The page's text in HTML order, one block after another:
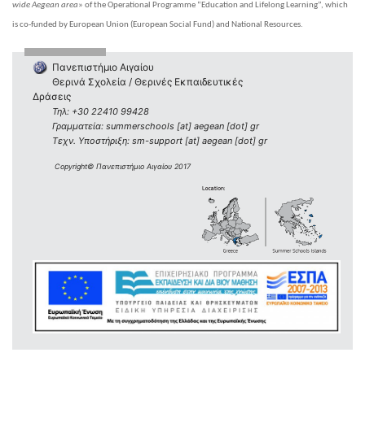
wide Aegean area» of the Operational Programme “Education and Lifelong Learning”, which
is co-funded by European Union (European Social Fund) and National Resources.
Πανεπιστήμιο Αιγαίου
Θερινά Σχολεία / Θερινές Εκπαιδευτικές
Δράσεις
Τηλ: +30 22410 99428
Γραμματεία: summerschools [at] aegean [dot] gr
Τεχν. Υποστήριξη: sm-support [at] aegean [dot] gr
Copyright© Πανεπιστήμιο Αιγαίου 2017